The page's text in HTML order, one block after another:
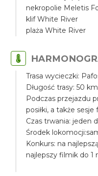
nekropolie Meletis
klif White River
plaża White River
Trasa wycieczki:
Długość trasy: 50 km
Podczas przejazdu
posiłki, a także
Czas trwania: jeden
Środek
Konkurs: na
najlepszy filmik do 1